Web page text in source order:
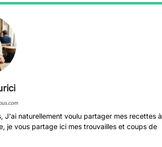
J'ai naturellement voulu partager mes recettes à
je vous partage ici mes trouvailles et coups de